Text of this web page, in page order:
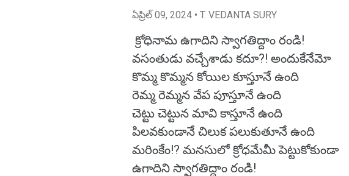
ఏప్రిల్ 09, 2024 • T. VEDANTA SURY
క్రోధినామ ఉగాదిని స్వాగతిద్దాం రండి!
వసంతుడు వచ్చేశాడు కదూ?! అందుకేనేమో
కొమ్మ కొమ్మన కోయిల కూస్తూనే ఉంది
రెమ్మ రెమ్మన వేప పూస్తూనే ఉంది
చెట్టు చెట్టున మావి కాస్తూనే ఉంది
పిలవకుండానే చిలుక పలుకుతూనే ఉంది
మరింకేం!? మనసులో క్రోధమేమీ పెట్టుకోకుండా
ఉగాదిని స్వాగతిద్దాం రండి!